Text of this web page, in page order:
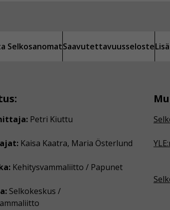
SelkosanomatSaavutettavuusseloste
Petri Kiuttu
Kaisa Kaatra, Maria Österlund
Kehitysvammaliitto / Papunet
Selkokeskus /